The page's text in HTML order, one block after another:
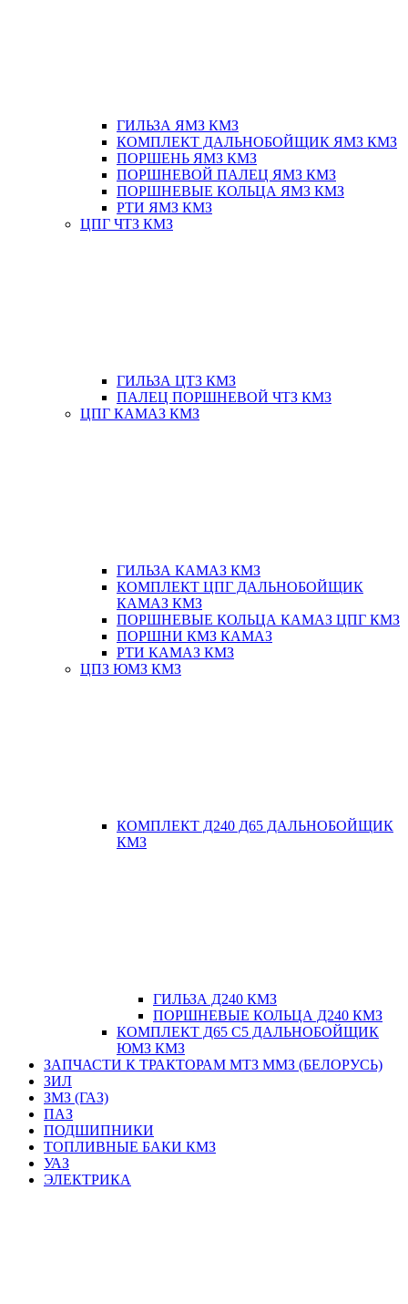
ГИЛЬЗА ЯМЗ КМЗ
КОМПЛЕКТ ДАЛЬНОБОЙЩИК ЯМЗ КМЗ
ПОРШЕНЬ ЯМЗ КМЗ
ПОРШНЕВОЙ ПАЛЕЦ ЯМЗ КМЗ
ПОРШНЕВЫЕ КОЛЬЦА ЯМЗ КМЗ
РТИ ЯМЗ КМЗ
ЦПГ ЧТЗ КМЗ
ГИЛЬЗА ЦТЗ КМЗ
ПАЛЕЦ ПОРШНЕВОЙ ЧТЗ КМЗ
ЦПГ КАМАЗ КМЗ
ГИЛЬЗА КАМАЗ КМЗ
КОМПЛЕКТ ЦПГ ДАЛЬНОБОЙЩИК
КАМАЗ КМЗ
ПОРШНЕВЫЕ КОЛЬЦА КАМАЗ ЦПГ КМЗ
ПОРШНИ КМЗ КАМАЗ
РТИ КАМАЗ КМЗ
ЦПЗ ЮМЗ КМЗ
КОМПЛЕКТ Д240 Д65 ДАЛЬНОБОЙЩИК
КМЗ
ГИЛЬЗА Д240 КМЗ
ПОРШНЕВЫЕ КОЛЬЦА Д240 КМЗ
КОМПЛЕКТ Д65 С5 ДАЛЬНОБОЙЩИК
ЮМЗ КМЗ
ЗАПЧАСТИ К ТРАКТОРАМ МТЗ ММЗ (БЕЛОРУСЬ)
ЗИЛ
ЗМЗ (ГАЗ)
ПАЗ
ПОДШИПНИКИ
ТОПЛИВНЫЕ БАКИ КМЗ
УАЗ
ЭЛЕКТРИКА